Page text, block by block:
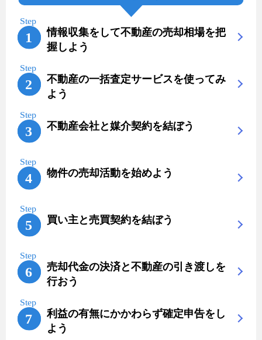
情報収集をして不動産の売却相場を把
握しよう
不動産の一括査定サービスを使ってみ
よう
不動産会社と媒介契約を結ぼう
物件の売却活動を始めよう
買い主と売買契約を結ぼう
売却代金の決済と不動産の引き渡しを
行おう
利益の有無にかかわらず確定申告をし
よう